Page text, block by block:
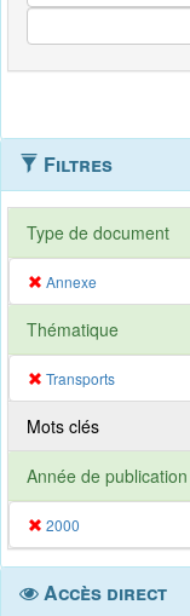
Filtres
Type de document
Annexe
Thématique
Transports
Mots clés
Année de publication
2000
Accès direct